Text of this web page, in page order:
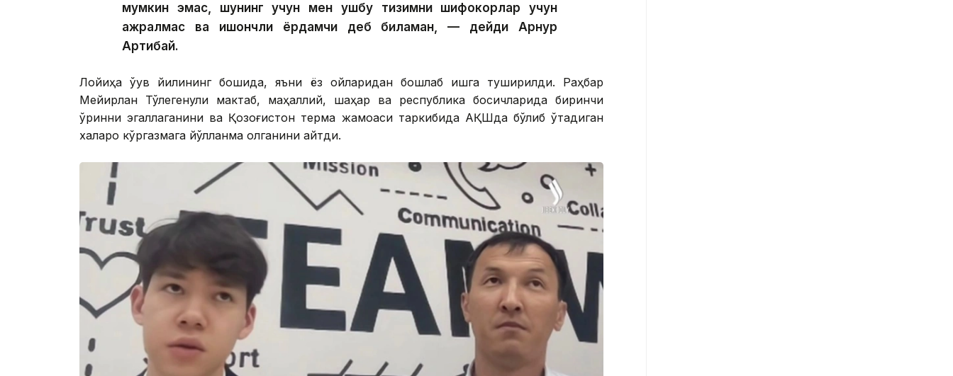
мумкин эмас, шунинг учун мен ушбу тизимни шифокорлар учун
ажралмас ва ишончли ёрдамчи деб биламан, — дейди Арнур
Артиқбай.
Лойиҳа ўқув йилининг бошида, яъни ёз ойларидан бошлаб ишга туширилди. Раҳбар
Мейирлан Тўлегенули мактаб, маҳаллий, шаҳар ва республика босқичларида биринчи
ўринни эгаллаганини ва Қозоғистон терма жамоаси таркибида АҚШда бўлиб ўтадиган
халқаро кўргазмага йўлланма олганини айтди.